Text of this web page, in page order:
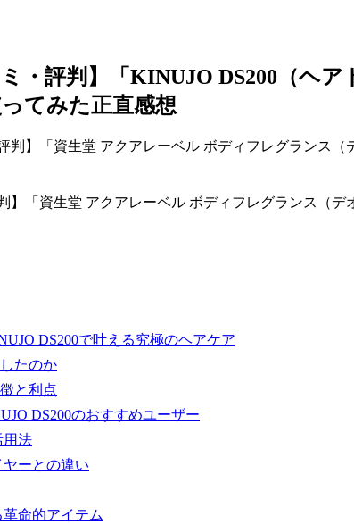
・評判】「KINUJO DS200（ヘ
てみた正直感想
】「資生堂 アクアレーベル ボディフレグランス（デ
DS200で叶える究極のヘアケア
たのか
と利点
DS200のおすすめユーザー
用法
ーとの違い
命的アイテム